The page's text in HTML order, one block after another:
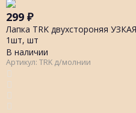
299 ₽
Лапка TRK двухстороняя
1шт, шт
В наличии
Артикул: TRK д/молнии